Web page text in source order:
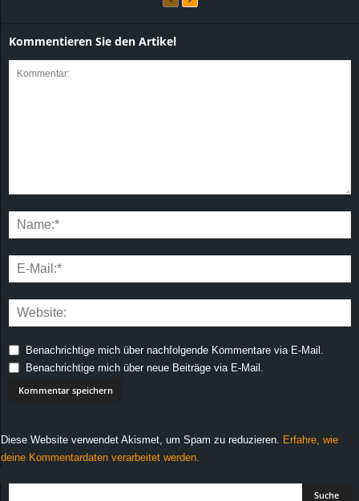
Kommentieren Sie den Artikel
Benachrichtige mich über nachfolgende Kommentare via E-Mail.
Benachrichtige mich über neue Beiträge via E-Mail.
Diese Website verwendet Akismet, um Spam zu reduzieren.
Erfahre, wie
deine Kommentardaten verarbeitet werden.